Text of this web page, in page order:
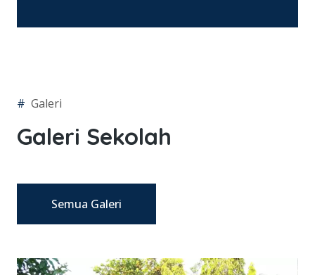
# Galeri
Galeri Sekolah
Semua Galeri